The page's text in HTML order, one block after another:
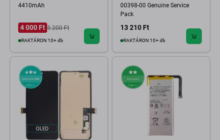
4410mAh
4 000 Ft 5 200 Ft
RAKTÁRON 10+ db
00398-00 Genuine Service
Pack
13 210 Ft
RAKTÁRON 10+ db